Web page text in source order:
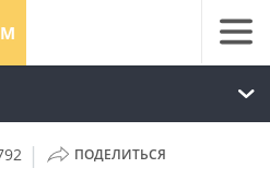
| ПОДЕЛИТЬСЯ